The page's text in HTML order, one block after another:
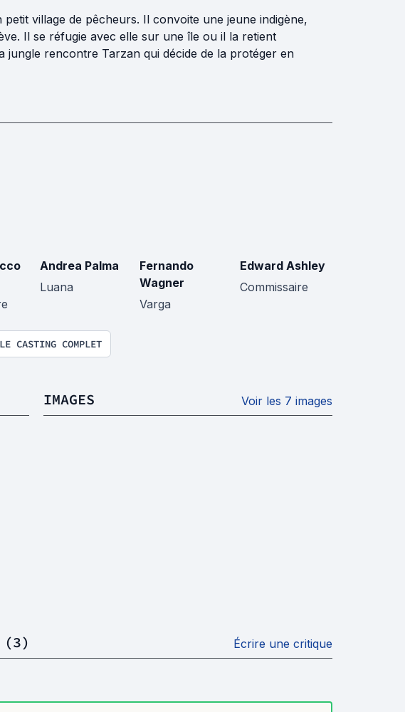
village de pêcheurs. Il convoite une jeune indigène,
Il se réfugie avec elle sur une île ou il la retient
rencontre Tarzan qui décide de la protéger en
Andrea Palma
Luana
Fernando
Wagner
Varga
Edward Ashley
Commissaire
CASTING COMPLET
IMAGES Voir les 7 images
(3) Écrire une critique